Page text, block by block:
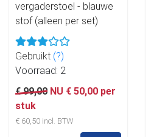
vergaderstoel - blauwe
stof (alleen per set)
Gebruikt (?)
Voorraad: 2
€ 99,00 NU € 50,00 per
stuk
€ 60,50 incl. BTW